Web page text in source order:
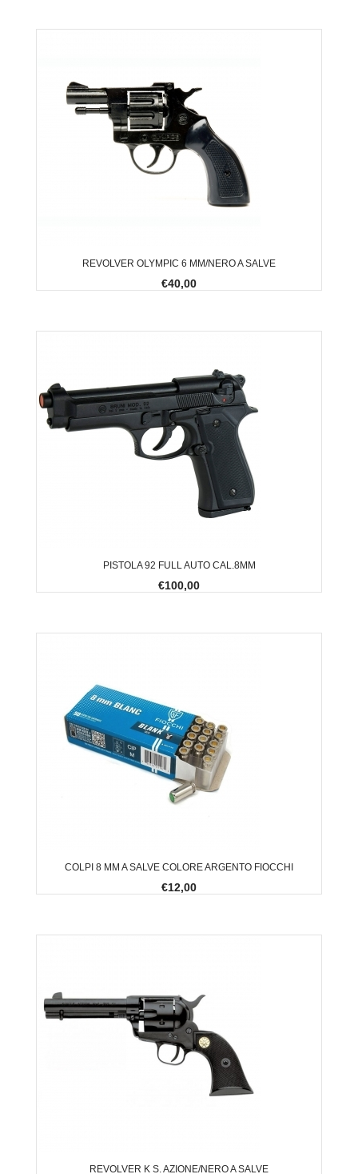
REVOLVER OLYMPIC 6 MM/NERO A SALVE
€40,00
PISTOLA 92 FULL AUTO CAL.8MM
€100,00
COLPI 8 MM A SALVE COLORE ARGENTO FIOCCHI
€12,00
REVOLVER K S. AZIONE/NERO A SALVE